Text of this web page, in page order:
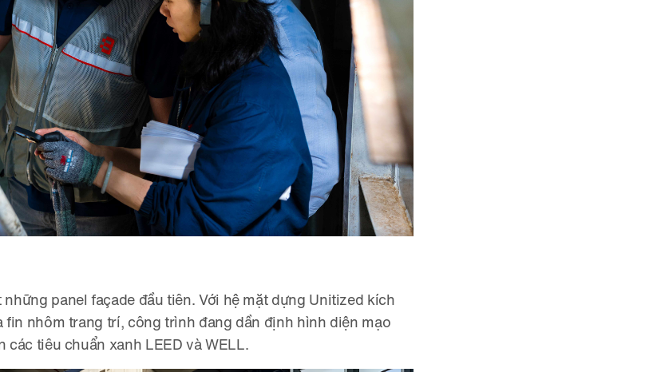
những panel façade đầu tiên. Với hệ mặt dựng Unitized kích
nhôm trang trí, công trình đang dần định hình diện mạo
các tiêu chuẩn xanh LEED và WELL.